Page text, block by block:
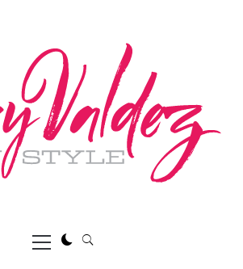
Menú
principal